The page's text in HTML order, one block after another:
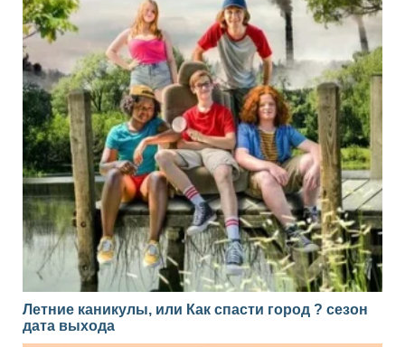
Летние каникулы, или Как спасти город ? сезон
дата выхода